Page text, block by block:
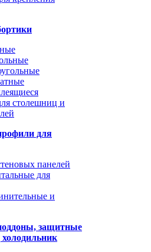
столешниц и
для
панелей
для
и
защитные